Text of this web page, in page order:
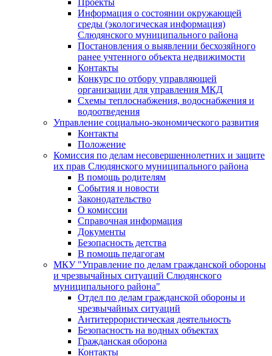
Проекты
Информация о состоянии окружающей
среды (экологическая информация)
Слюдянского муниципального района
Постановления о выявлении бесхозяйного
ранее учтенного объекта недвижимости
Контакты
Конкурс по отбору управляющей
организации для управления МКД
Схемы теплоснабжения, водоснабжения и
водоотведения
Управление социально-экономического развития
Контакты
Положение
Комиссия по делам несовершеннолетних и защите
их прав Слюдянского муниципального района
В помощь родителям
События и новости
Законодательство
О комиссии
Справочная информация
Документы
Безопасность детства
В помощь педагогам
МКУ "Управление по делам гражданской обороны
и чрезвычайных ситуаций Слюдянского
муниципального района"
Отдел по делам гражданской обороны и
чрезвычайных ситуаций
Антитеррористическая деятельность
Безопасность на водных объектах
Гражданская оборона
Контакты